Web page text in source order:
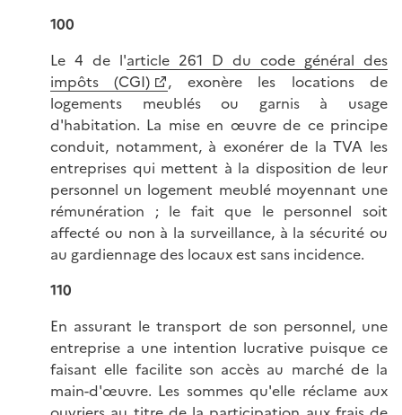
100
Le 4 de l'article 261 D du code général des
impôts (CGI)
, exonère les locations de
logements meublés ou garnis à usage
d'habitation. La mise en œuvre de ce principe
conduit, notamment, à exonérer de la TVA les
entreprises qui mettent à la disposition de leur
personnel un logement meublé moyennant une
rémunération ; le fait que le personnel soit
affecté ou non à la surveillance, à la sécurité ou
au gardiennage des locaux est sans incidence.
110
En assurant le transport de son personnel, une
entreprise a une intention lucrative puisque ce
faisant elle facilite son accès au marché de la
main-d'œuvre. Les sommes qu'elle réclame aux